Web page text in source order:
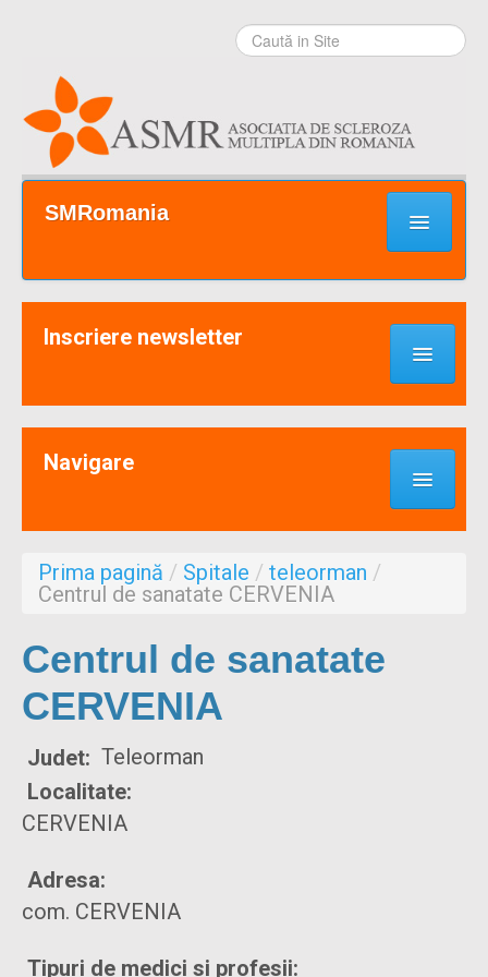
Sari la
navigare
Secţiuni
SMRomania
Noutati & Cercetari
Aproape de mine
Despre noi
Inscriere newsletter
Navigare
Prima pagină / Spitale / teleorman /
Centrul de sanatate CERVENIA
Centrul de sanatate
CERVENIA
Judet: Teleorman
Localitate:
CERVENIA
Adresa:
com. CERVENIA
Tipuri de medici si profesii: